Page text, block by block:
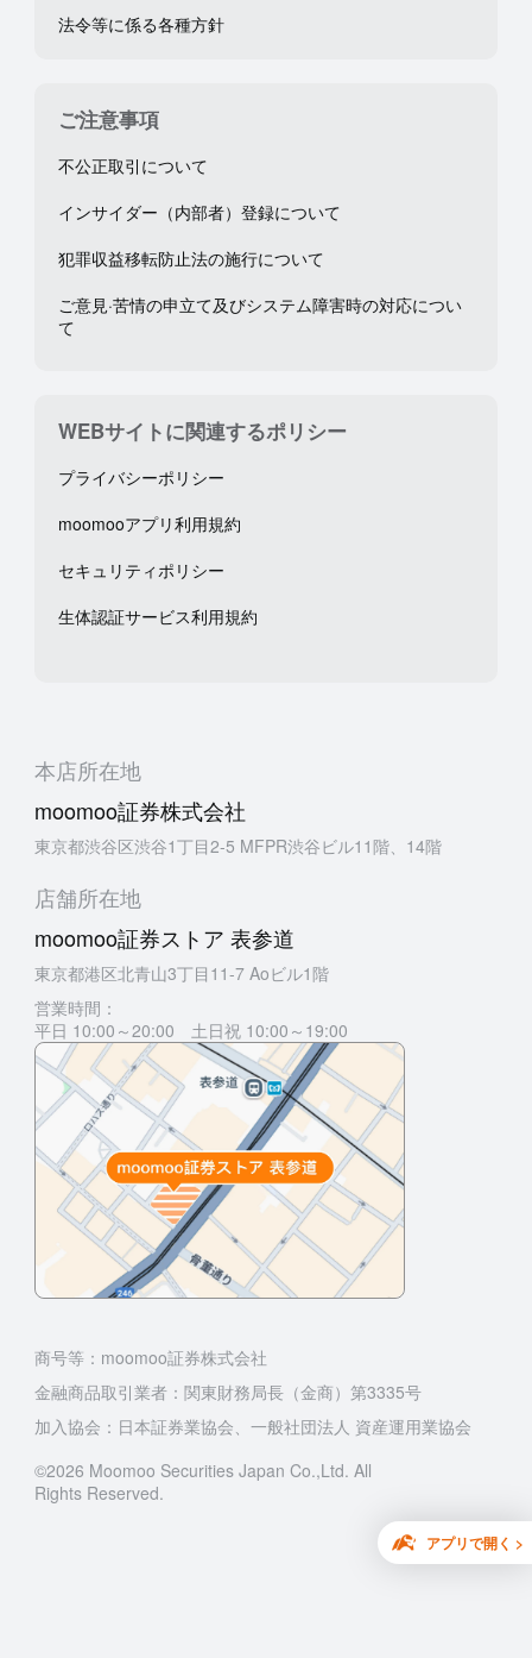
アプリで開く >
法令等に係る各種方針
ご注意事項
不公正取引について
インサイダー（内部者）登録について
犯罪収益移転防止法の施行について
ご意見·苦情の申立て及びシステム障害時の対応につい
て
WEBサイトに関連するポリシー
プライバシーポリシー
moomooアプリ利用規約
セキュリティポリシー
生体認証サービス利用規約
本店所在地
moomoo証券株式会社
東京都渋谷区渋谷1丁目2-5 MFPR渋谷ビル11階、14階
店舗所在地
moomoo証券ストア 表参道
東京都港区北青山3丁目11-7 Aoビル1階
営業時間：
平日 10:00～20:00 土日祝 10:00～19:00
商号等：moomoo証券株式会社
金融商品取引業者：関東財務局長（金商）第3335号
加入協会：日本証券業協会、一般社団法人 資産運用業協会
©2026 Moomoo Securities Japan Co.,Ltd. All
Rights Reserved.